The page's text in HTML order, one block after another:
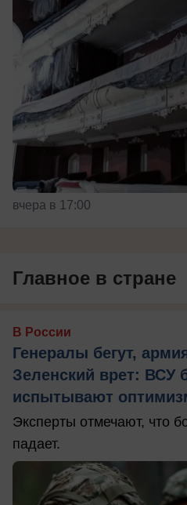
вчера в 17:00
Главное в стране
В России
Генералы бегут,
Зеленский врет: ВСУ
испытывают
Эксперты отмечают, что
падает.